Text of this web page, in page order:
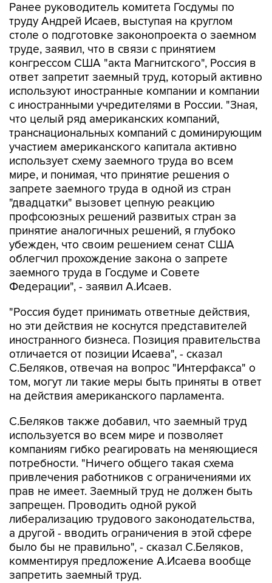
Ранее руководитель комитета Госдумы по
труду Андрей Исаев, выступая на круглом
столе о подготовке законопроекта о заемном
труде, заявил, что в связи с принятием
конгрессом США "акта Магнитского", Россия в
ответ запретит заемный труд, который активно
используют иностранные компании и компании
с иностранными учредителями в России. "Зная,
что целый ряд американских компаний,
транснациональных компаний с доминирующим
участием американского капитала активно
использует схему заемного труда во всем
мире, и понимая, что принятие решения о
запрете заемного труда в одной из стран
"двадцатки" вызовет цепную реакцию
профсоюзных решений развитых стран за
принятие аналогичных решений, я глубоко
убежден, что своим решением сенат США
облегчил прохождение закона о запрете
заемного труда в Госдуме и Совете
Федерации", - заявил А.Исаев.
"Россия будет принимать ответные действия,
но эти действия не коснутся представителей
иностранного бизнеса. Позиция правительства
отличается от позиции Исаева", - сказал
С.Беляков, отвечая на вопрос "Интерфакса" о
том, могут ли такие меры быть приняты в ответ
на действия американского парламента.
С.Беляков также добавил, что заемный труд
используется во всем мире и позволяет
компаниям гибко реагировать на меняющиеся
потребности. "Ничего общего такая схема
привлечения работников с ограничениями их
прав не имеет. Заемный труд не должен быть
запрещен. Проводить одной рукой
либерализацию трудового законодательства,
а другой - вводить ограничения в этой сфере
было бы не правильно", - сказал С.Беляков,
комментируя предложение А.Исаева вообще
запретить заемный труд.